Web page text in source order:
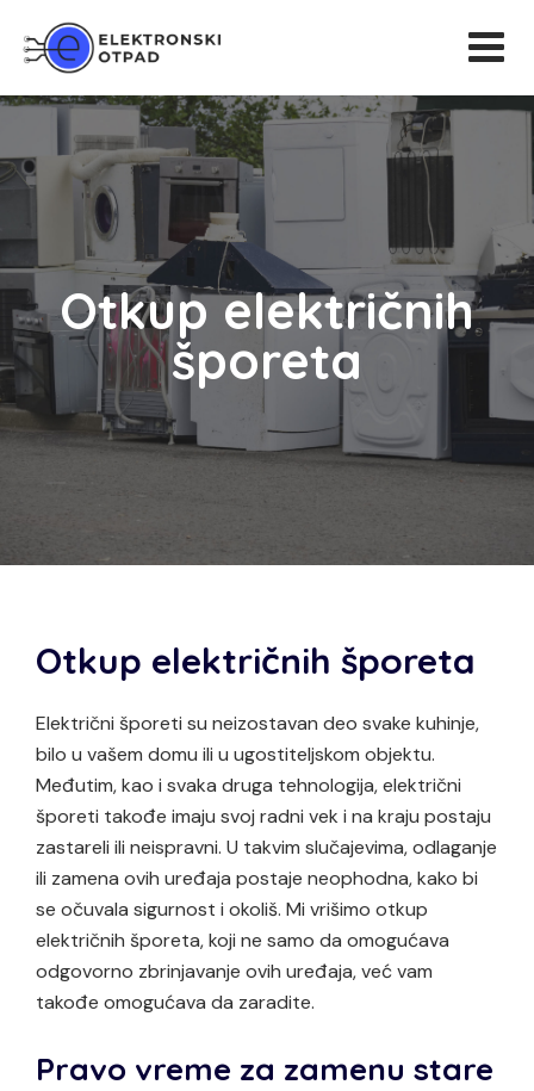
Otkup električnih
šporeta
Otkup električnih šporeta
Električni šporeti su neizostavan deo svake kuhinje,
bilo u vašem domu ili u ugostiteljskom objektu.
Međutim, kao i svaka druga tehnologija, električni
šporeti takođe imaju svoj radni vek i na kraju postaju
zastareli ili neispravni. U takvim slučajevima, odlaganje
ili zamena ovih uređaja postaje neophodna, kako bi
se očuvala sigurnost i okoliš. Mi vrišimo otkup
električnih šporeta, koji ne samo da omogućava
odgovorno zbrinjavanje ovih uređaja, već vam
takođe omogućava da zaradite.
Pravo vreme za zamenu stare